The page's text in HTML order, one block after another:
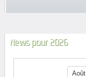
News pour 2026